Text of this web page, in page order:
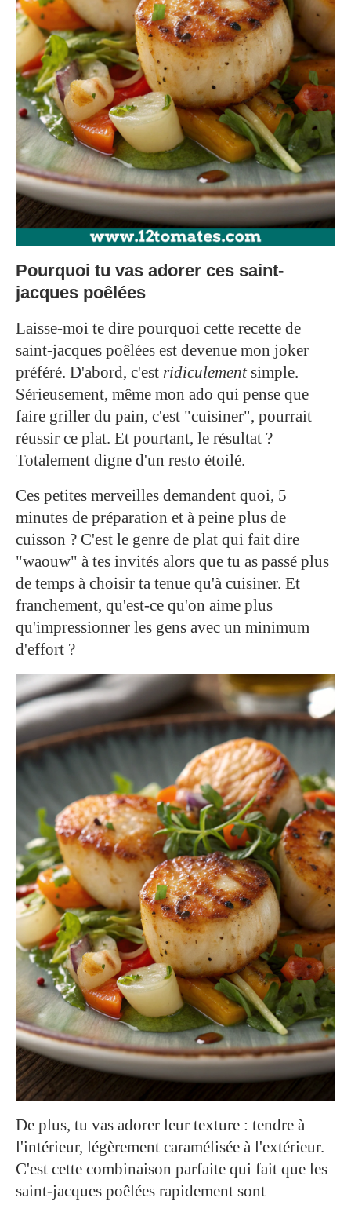
Pourquoi tu vas adorer ces saint-
jacques poêlées
Laisse-moi te dire pourquoi cette recette de
saint-jacques poêlées est devenue mon joker
préféré. D'abord, c'est ridiculementsimple.
Sérieusement, même mon ado qui pense que
faire griller du pain, c'est "cuisiner", pourrait
réussir ce plat. Et pourtant, le résultat ?
Totalement digne d'un resto étoilé.
Ces petites merveilles demandent quoi, 5
minutes de préparation et à peine plus de
cuisson ? C'est le genre de plat qui fait dire
"waouw" à tes invités alors que tu as passé plus
de temps à choisir ta tenue qu'à cuisiner. Et
franchement, qu'est-ce qu'on aime plus
qu'impressionner les gens avec un minimum
d'effort ?
De plus, tu vas adorer leur texture : tendre à
l'intérieur, légèrement caramélisée à l'extérieur.
C'est cette combinaison parfaite qui fait que les
saint-jacques poêlées rapidement sont